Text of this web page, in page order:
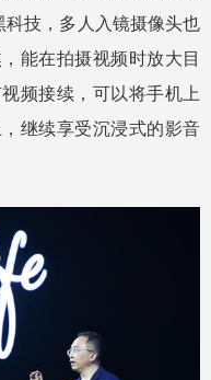
科技，多人入镜摄像头也
能在拍摄视频时放大目
频接续，可以将手机上
继续享受沉浸式的影音